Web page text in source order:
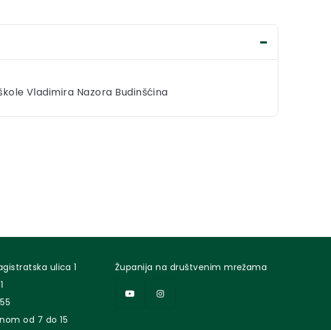
Vladimira Nazora Budinšćina
ulica 1
od 7 do 15
Županija na društvenim mrežama